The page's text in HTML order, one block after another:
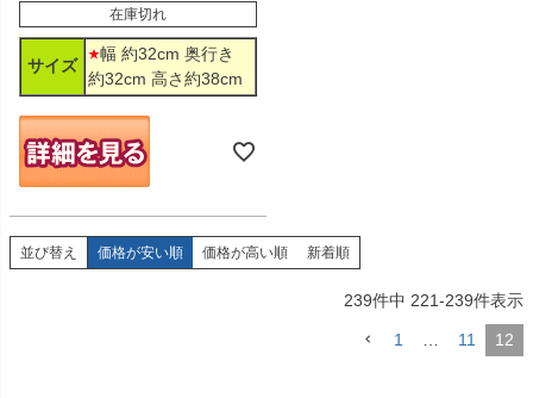
在庫切れ
サイズ
幅 約32cm 奥行き
約32cm 高さ約38cm
並び替え 価格が安い順 価格が高い順 新着順
239件中 221-239件表示
1 … 11 12